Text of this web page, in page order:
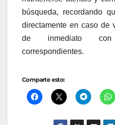
búsqueda, recordando
directamente en caso de
de inmediato
correspondientes.
Comparte esto: